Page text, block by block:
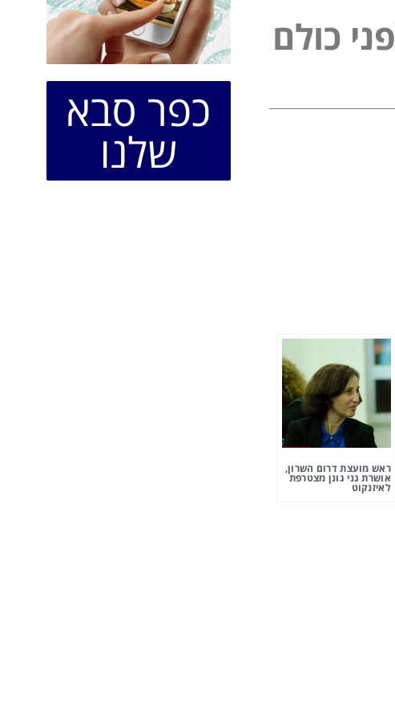
פני כולם
ראש מועצת דרום השרון,
אושרת גני גונן מצטרפת
לאיזנקוט
כפר סבא
שלנו